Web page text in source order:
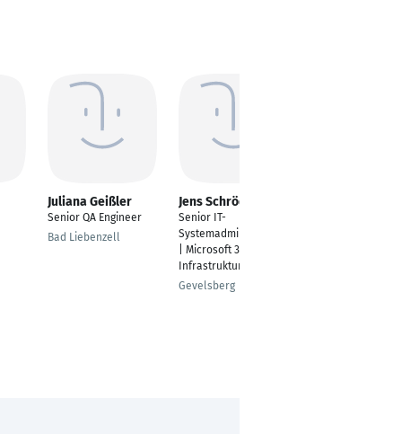
Juliana Geißler
Senior QA Engineer
Bad Liebenzell
Jens Schröder
Senior IT-
Systemadministrator
| Microsoft 365 &
Infrastruktur
Gevelsberg